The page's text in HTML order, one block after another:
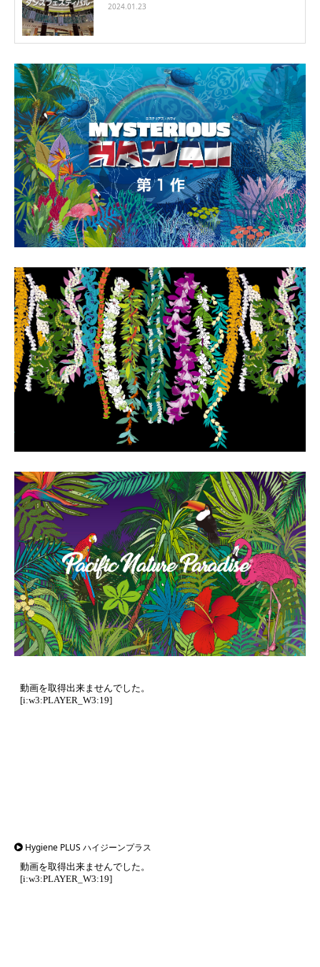
2024.01.23
Hygiene PLUS ハイジーンプラス